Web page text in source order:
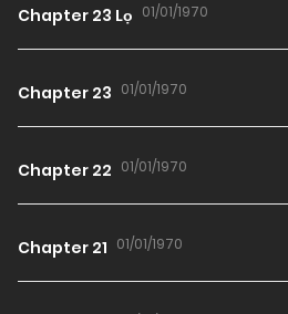
Chapter 23 Lọ 01/01/1970
Chapter 23 01/01/1970
Chapter 22 01/01/1970
Chapter 21 01/01/1970